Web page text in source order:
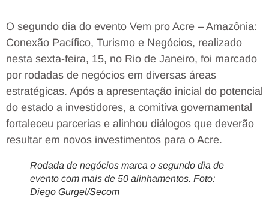
O segundo dia do evento Vem pro Acre – Amazônia:
Conexão Pacífico, Turismo e Negócios, realizado
nesta sexta-feira, 15, no Rio de Janeiro, foi marcado
por rodadas de negócios em diversas áreas
estratégicas. Após a apresentação inicial do potencial
do estado a investidores, a comitiva governamental
fortaleceu parcerias e alinhou diálogos que deverão
resultar em novos investimentos para o Acre.
Rodada de negócios marca o segundo dia de
evento com mais de 50 alinhamentos. Foto:
Diego Gurgel/Secom